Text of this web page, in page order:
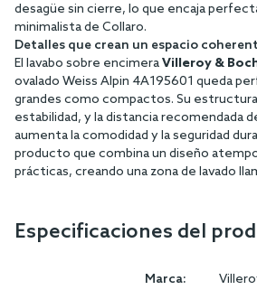
desagüe sin cierre, lo que encaja
minimalista de Collaro.
Detalles que crean un espacio
El lavabo sobre encimeraVilleroy &
ovalado Weiss Alpin 4A195601 queda
grandes como compactos. Su estructura
estabilidad, y la distancia recomendada
aumenta la comodidad y la seguridad
producto que combina un diseño
prácticas, creando una zona de lavado
Especificaciones del
Marca: